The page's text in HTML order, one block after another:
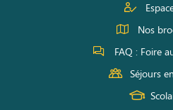
Nos
FAQ : Foire
Séjours